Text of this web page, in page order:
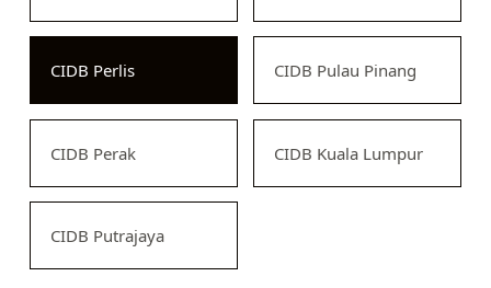
CIDB Perlis CIDB Pulau Pinang
CIDB Perak CIDB Kuala Lumpur
CIDB Putrajaya